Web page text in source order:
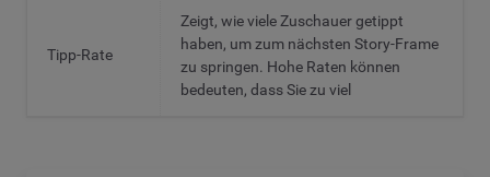
Tipp-Rate
Zeigt, wie viele Zuschauer getippt
haben, um zum nächsten Story-Frame
zu springen. Hohe Raten können
bedeuten, dass Sie zu viel